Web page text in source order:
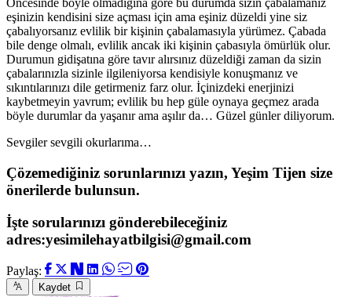
Öncesinde böyle olmadığına göre bu durumda sizin çabalamanız
eşinizin kendisini size açması için ama eşiniz düzeldi yine siz
çabalıyorsanız evlilik bir kişinin çabalamasıyla yürümez. Çabada
bile denge olmalı, evlilik ancak iki kişinin çabasıyla ömürlük olur.
Durumun gidişatına göre tavır alırsınız düzeldiği zaman da sizin
çabalarınızla sizinle ilgileniyorsa kendisiyle konuşmanız ve
sıkıntılarınızı dile getirmeniz farz olur. İçinizdeki enerjinizi
kaybetmeyin yavrum; evlilik bu hep güle oynaya geçmez arada
böyle durumlar da yaşanır ama aşılır da… Güzel günler diliyorum.
Sevgiler sevgili okurlarıma…
Çözemediğiniz sorunlarınızı yazın, Yeşim Tijen size
önerilerde bulunsun.
İşte sorularınızı gönderebileceğiniz
adres:yesimilehayatbilgisi@gmail.com
Paylaş:
Kaydet